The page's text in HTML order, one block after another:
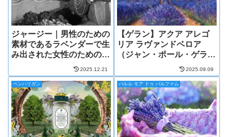
ジャージー｜男性のための
素材であるラベンダーで生
み出された女性のための香
2025.12.21
【ゲラン】アクア アレゴ
リア ラヴァンドベロア
（ジャン・ポール・ゲラ
ン/マチルド・ローラン）
2025.09.09
ペンハリガン パルル モア ドゥ パルファム